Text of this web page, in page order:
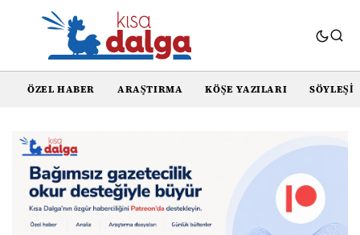
ÖZEL HABER ARAŞTIRMA KÖŞE YAZILARI SÖYLEŞI